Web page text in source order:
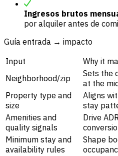
Ingresos brutos
por alquiler antes de
Guía entrada → impacto
Input
Why it
Neighborhood/zip
Sets the
at the
Property type and
size
Aligns
stay
Amenities and
quality signals
Drive
Minimum stay and
availability rules
Shape